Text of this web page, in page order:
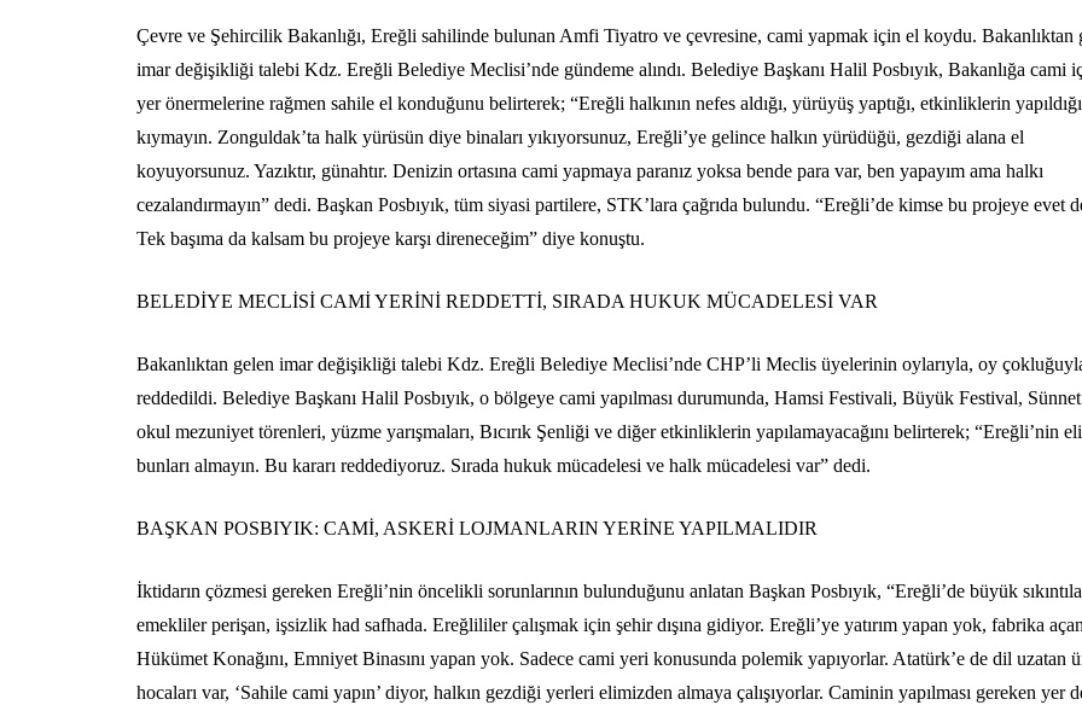
Çevre ve Şehircilik Bakanlığı, Ereğli sahilinde bulunan Amfi Tiyatro ve çevresine, cami yapmak için el koydu. Bakanlıktan
imar değişikliği talebi Kdz. Ereğli Belediye Meclisi’nde gündeme alındı. Belediye Başkanı Halil Posbıyık, Bakanlığa cami
yer önermelerine rağmen sahile el konduğunu belirterek; “Ereğli halkının nefes aldığı, yürüyüş yaptığı, etkinliklerin
kıymayın. Zonguldak’ta halk yürüsün diye binaları yıkıyorsunuz, Ereğli’ye gelince halkın yürüdüğü, gezdiği alana el
koyuyorsunuz. Yazıktır, günahtır. Denizin ortasına cami yapmaya paranız yoksa bende para var, ben yapayım ama halkı
cezalandırmayın” dedi. Başkan Posbıyık, tüm siyasi partilere, STK’lara çağrıda bulundu. “Ereğli’de kimse bu projeye evet
Tek başıma da kalsam bu projeye karşı direneceğim” diye konuştu.
BELEDİYE MECLİSİ CAMİ YERİNİ REDDETTİ, SIRADA HUKUK MÜCADELESİ VAR
Bakanlıktan gelen imar değişikliği talebi Kdz. Ereğli Belediye Meclisi’nde CHP’li Meclis üyelerinin oylarıyla, oy
reddedildi. Belediye Başkanı Halil Posbıyık, o bölgeye cami yapılması durumunda, Hamsi Festivali, Büyük Festival,
okul mezuniyet törenleri, yüzme yarışmaları, Bıcırık Şenliği ve diğer etkinliklerin yapılamayacağını belirterek; “Ereğli’nin
bunları almayın. Bu kararı reddediyoruz. Sırada hukuk mücadelesi ve halk mücadelesi var” dedi.
BAŞKAN POSBIYIK: CAMİ, ASKERİ LOJMANLARIN YERİNE YAPILMALIDIR
İktidarın çözmesi gereken Ereğli’nin öncelikli sorunlarının bulunduğunu anlatan Başkan Posbıyık, “Ereğli’de büyük
emekliler perişan, işsizlik had safhada. Ereğlililer çalışmak için şehir dışına gidiyor. Ereğli’ye yatırım yapan yok, fabrika
Hükümet Konağını, Emniyet Binasını yapan yok. Sadece cami yeri konusunda polemik yapıyorlar. Atatürk’e de dil uzatan
hocaları var, ‘Sahile cami yapın’ diyor, halkın gezdiği yerleri elimizden almaya çalışıyorlar. Caminin yapılması gereken yer